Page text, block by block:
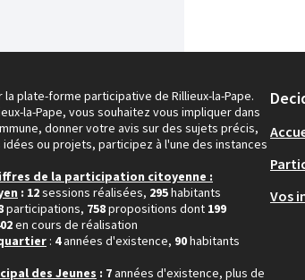
la plate-forme participative de Rillieux-la-Pape.
la-Pape, vous souhaitez vous impliquer dans
donner votre avis sur des sujets précis,
ou projets, participez à l'une des instances
de la participation citoyenne :
: 12sessions réalisées, 295habitants
participations, 758propositions dont 199
en cours de réalisation
: 4années d'existence, 90habitants
des Jeunes : 7années d'existence, plus de
Vos